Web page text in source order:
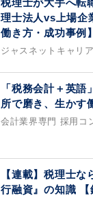
税理士が大手へ転
理士法人vs上場企
働き方・成功事例】
ジャスネットキャリ
「税務会計＋英
所で磨き、生かす
会計業界専門 採用コ
【連載】税理士
行融資』の知識 【